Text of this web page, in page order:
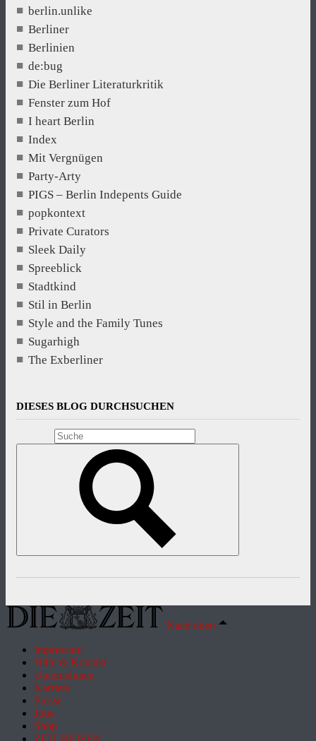
berlin.unlike
Berliner
Berlinien
de:bug
Die Berliner Literaturkritik
Fenster zum Hof
I heart Berlin
Index
Mit Vergnügen
Party-Arty
PIGS – Berlin Indepents Guide
popkontext
Private Curators
Sleek Daily
Spreeblick
Stadtkind
Stil in Berlin
Style and the Family Tunes
Sugarhigh
The Exberliner
DIESES BLOG DURCHSUCHEN
Nach oben
Impressum
Hilfe & Kontakt
Unternehmen
Karriere
Presse
Jobs
Shop
ZEIT REISEN